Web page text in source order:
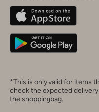
Belgique(Français)
Deutschland
*This is only valid for items
check the expected
the shoppingbag.